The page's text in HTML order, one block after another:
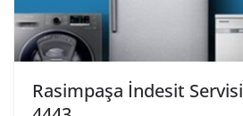
Rasimpaşa İndesit Servisi